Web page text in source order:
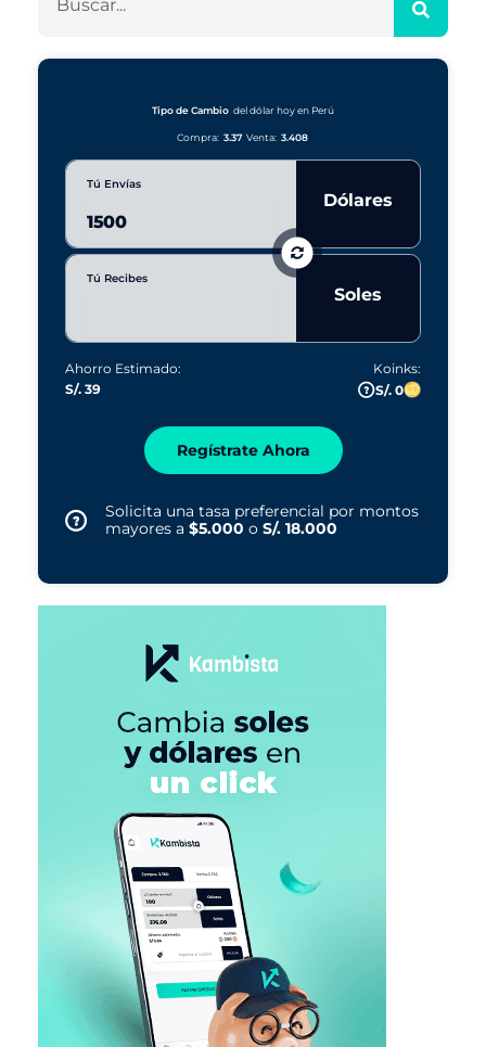
c
Tipo de Cambio del dólar hoy en Perú
Compra: 3.37 Venta: 3.408
Tú Envías
Dólares
Tú Recibes
Soles
Ahorro Estimado:
S/. 39
Koinks:
S/. 0
Regístrate Ahora
Solicita una tasa preferencial por montos
mayores a $5.000 o S/. 18.000
sí